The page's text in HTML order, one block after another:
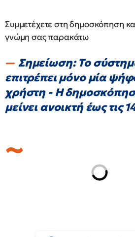
Συμμετέχετε στη δημοσκόπηση
γνώμη σας παρακάτω
Σημείωση: Το
επιτρέπει μόνο μία
χρήστη - Η
μείνει ανοικτή έως τις